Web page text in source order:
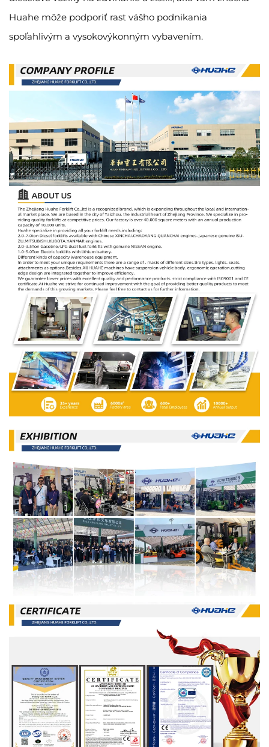
Huahe môže podporiť rast vášho podnikania
spoľahlivým a vysokovýkonným vybavením.